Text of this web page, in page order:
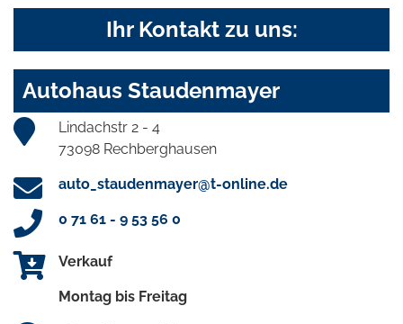
Ihr Kontakt zu uns:
Autohaus Staudenmayer
Lindachstr 2 - 4
73098 Rechberghausen
auto_staudenmayer@t-online.de
0 71 61 - 9 53 56 0
Verkauf
Montag bis Freitag